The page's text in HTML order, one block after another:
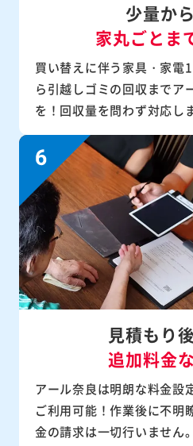
少量から
家丸ごとま
買い替えに伴う家具・家電
ら引越しゴミの回収までア
を！回収量を問わず対応し
見積もり
追加料金
アール奈良は明朗な料金設
ご利用可能！作業後に不明
金の請求は一切行いません。